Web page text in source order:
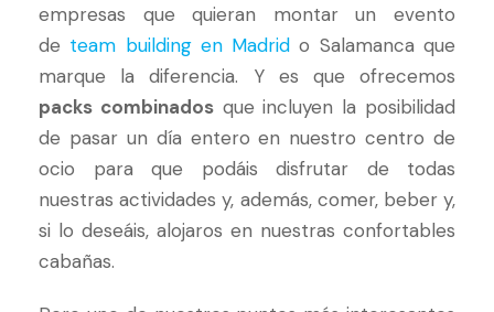
empresas que quieran montar un evento
de team building en Madrid o Salamanca que
marque la diferencia. Y es que ofrecemos
packs combinadosque incluyen la posibilidad
de pasar un día entero en nuestro centro de
ocio para que podáis disfrutar de todas
nuestras actividades y, además, comer, beber y,
si lo deseáis, alojaros en nuestras confortables
cabañas.